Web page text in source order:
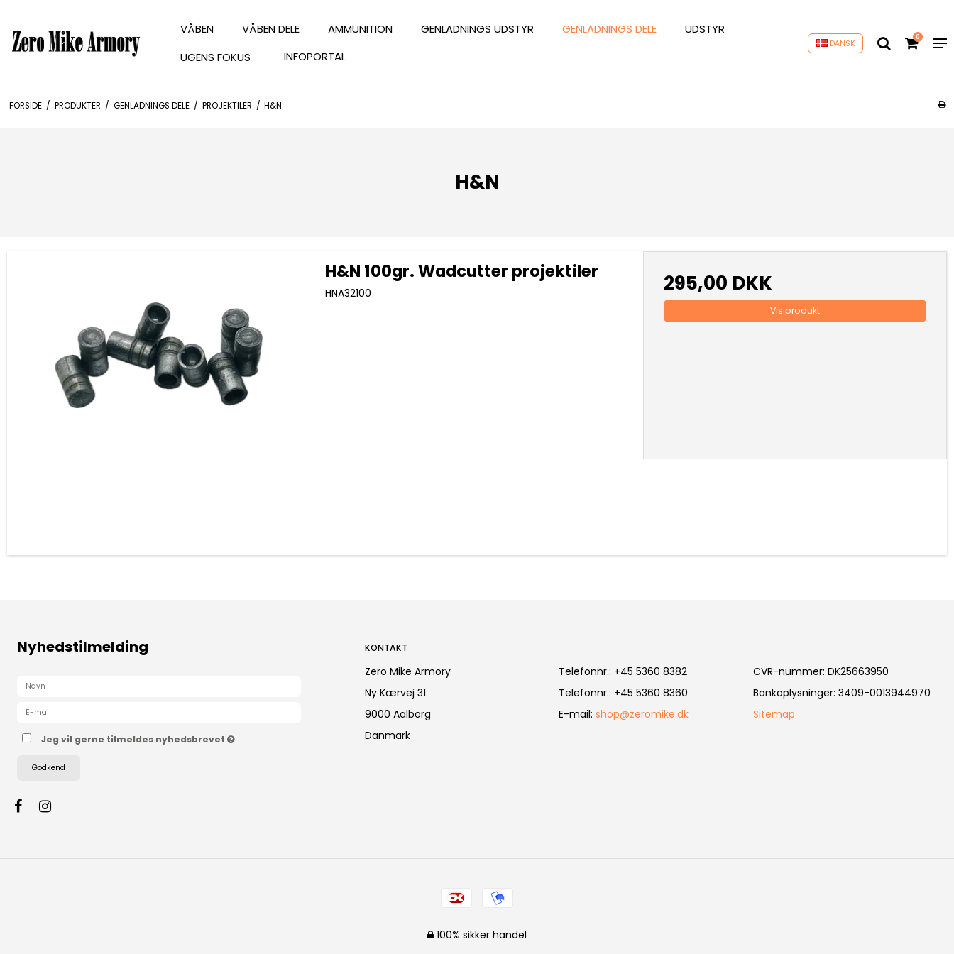
VÅBEN VÅBEN DELE AMMUNITION GENLADNINGS UDSTYR GENLADNINGS DELE
UDSTYR
UGENS FOKUS
INFOPORTAL
DANSK
0
FORSIDE / PRODUKTER / GENLADNINGS DELE / PROJEKTILER / H&N
H&N
H&N 100gr. Wadcutter projektiler
HNA32100 295,00 DKK
Vis produkt
Nyhedstilmelding
Jeg vil gerne tilmeldes nyhedsbrevet
Godkend
KONTAKT
Zero Mike Armory
Ny Kærvej 31
9000 Aalborg
Danmark
Telefonnr.: +45 5360 8382
Telefonnr.: +45 5360 8360
E-mail: shop@zeromike.dk
CVR-nummer: DK25663950
Bankoplysninger: 3409-0013944970
Sitemap
100% sikker handel